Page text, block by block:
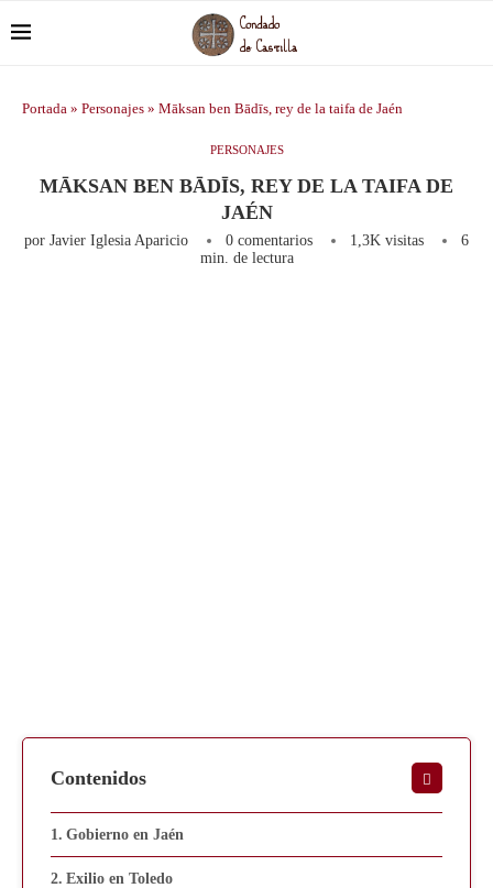
Portada » Personajes » Māksan ben Bādīs, rey de la taifa de Jaén
PERSONAJES
MĀKSAN BEN BĀDĪS, REY DE LA TAIFA DE
JAÉN
por Javier Iglesia Aparicio 0 comentarios 1,3K visitas
6
min. de lectura
Contenidos
Gobierno en Jaén
Exilio en Toledo